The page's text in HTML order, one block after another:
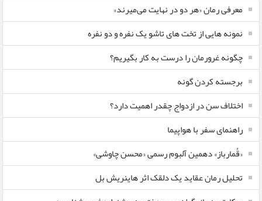
معرفی رمان «هر دو در نهایت می‌میرند»
نمونه هایی از تخت های تاشو یک نفره و دو نفره
چگونه غرورمان را درست به کار بگیریم؟
برجسته کردن گونه
اختلاف سن در ازدواج چقدر اهمیت دارد؟
راهنمای سفر با هواپیما
«قُمارباز» دهمین آلبوم رسمی «محسن چاوشی»
تحلیل رمان عقاید یک دلقک اثر هاینریش بل